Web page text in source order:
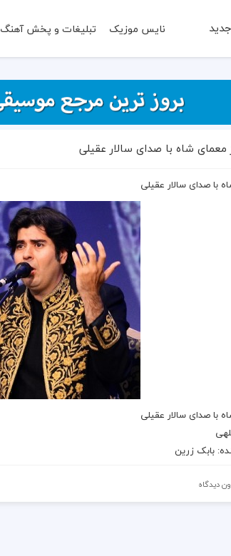
نایس موزیک تبلیغات و پخش آهنگ
معمای‌ شاه با صدای سالار عقیلی
با صدای سالار عقیلی
با صدای سالار عقیلی
بابک زرین
دیدگاه